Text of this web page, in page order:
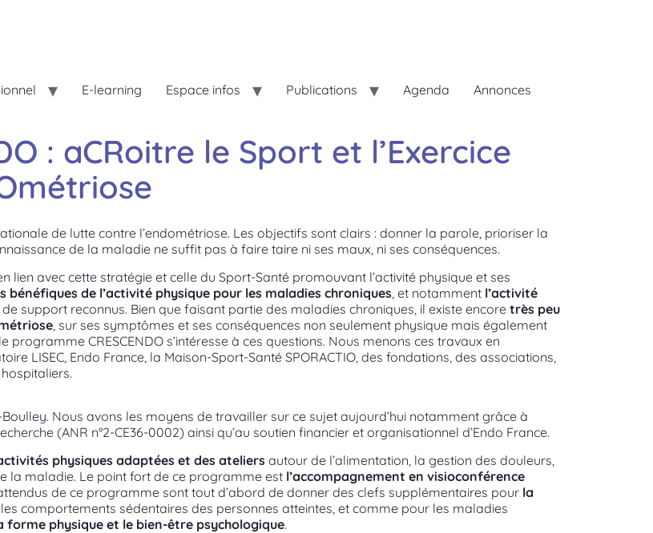
E-learning Espace infos Publications Agenda Annonces
: aCRoitre le Sport et l’Exercice
de lutte contre l’endométriose. Les objectifs sont clairs : donner la parole, prioriser la
de la maladie ne suffit pas à faire taire ni ses maux, ni ses conséquences.
lien avec cette stratégie et celle du Sport-Santé promouvant l’activité physique et ses
bénéfiques de l’activité physique pour les maladies chroniques , et notamment l’activité
support reconnus. Bien que faisant partie des maladies chroniques, il existe encore très peu
, sur ses symptômes et ses conséquences non seulement physique mais également
programme CRESCENDO s’intéresse à ces questions. Nous menons ces travaux en
LISEC, Endo France, la Maison-Sport-Santé SPORACTIO, des fondations, des associations,
. Nous avons les moyens de travailler sur ce sujet aujourd’hui notamment grâce à
(ANR n°2-CE36-0002) ainsi qu’au soutien financier et organisationnel d’Endo France.
physiques adaptées et des ateliers autour de l’alimentation, la gestion des douleurs,
la maladie. Le point fort de ce programme est l’accompagnement en visioconférence
de ce programme sont tout d’abord de donner des clefs supplémentaires pour la
comportements sédentaires des personnes atteintes, et comme pour les maladies
physique et le bien-être psychologique.